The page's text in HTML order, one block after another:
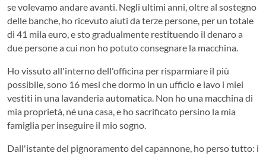
se volevamo andare avanti. Negli ultimi anni, oltre al sostegno
delle banche, ho ricevuto aiuti da terze persone, per un totale
di 41 mila euro, e sto gradualmente restituendo il denaro a
due persone a cui non ho potuto consegnare la macchina.
Ho vissuto all'interno dell'officina per risparmiare il più
possibile, sono 16 mesi che dormo in un ufficio e lavo i miei
vestiti in una lavanderia automatica. Non ho una macchina di
mia proprietà, né una casa, e ho sacrificato persino la mia
famiglia per inseguire il mio sogno.
Dall'istante del pignoramento del capannone, ho perso tutto: i